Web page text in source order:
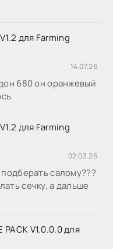
для Farming
14.07.26
680 он оранжевый
для Farming
02.03.26
салому???
сечку, а дальше
PACK V1.0.0.0 для